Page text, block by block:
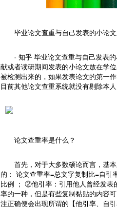
毕业论文查重与自己发表的小论
- 知乎 毕业论文查重与自己发表
献或者读研期间发表的小论文放在学
被检测出来的，如果发表论文的第一
目前其他论文查重系统就没有剔除本人
论文查重率是什么？
首先，对于大多数硕论而言，基
的： 论文查重率=总文字复制比=自
比例 ； ②他引率：引用他人曾经发表
率的一种，但是有些复制黏贴的内容
注正确便会出现所谓的【他引率、自引